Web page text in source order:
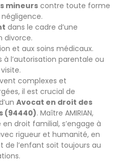
mineurs contre toute forme
dans le cadre d’une
divorce.
et aux soins médicaux.
à l’autorisation parentale ou
complexes et
il est crucial de
Avocat en droit des
(94440). Maître AMIRIAN,
droit familial, s’engage à
rigueur et humanité, en
de l’enfant soit toujours au